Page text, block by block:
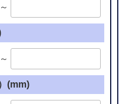
～
～
(mm)